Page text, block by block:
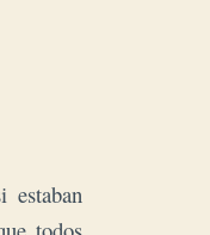
estaban